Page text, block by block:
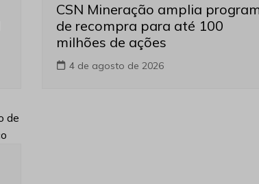
CSN Mineração amplia
de recompra para até 100
milhões de ações
4 de agosto de 2026